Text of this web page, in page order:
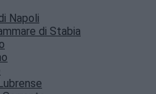
Napoli
di Stabia